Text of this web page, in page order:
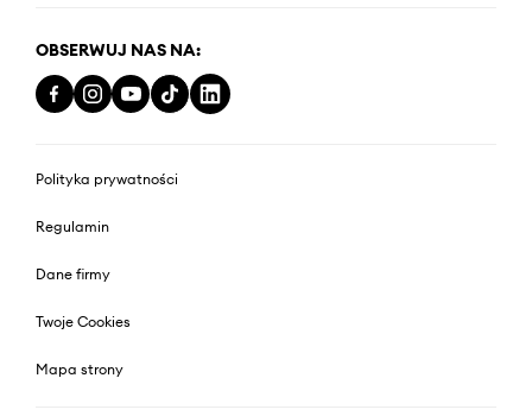
OBSERWUJ NAS NA:
Polityka prywatności
Regulamin
Dane firmy
Twoje Cookies
Mapa strony